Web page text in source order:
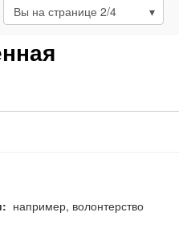
Вы на странице 2/4
например, волонтерство